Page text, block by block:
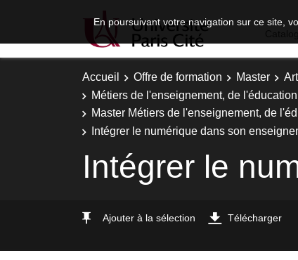
En poursuivant votre navigation sur ce site,
Accueil Offre de formation Master
Métiers de l'enseignement, de
Master Métiers de l'enseignement, de
Intégrer le numérique dans son
Intégrer le
Ajouter à la sélection Télécharger